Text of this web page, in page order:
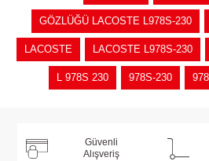
GÖZLÜĞÜ LACOSTE L978S-230
LACOSTE LACOSTE L978S-230
L 978S 230 978S-230
Güvenli
Alışveriş